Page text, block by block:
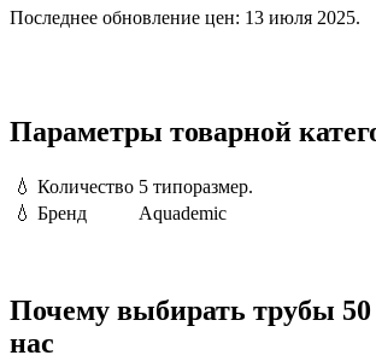
Последнее обновление цен: 13 июля 2025.
Параметры товарной
💧 Количество 5 типоразмер.
💧 Бренд Aquademic
Почему выбирать трубы
нас